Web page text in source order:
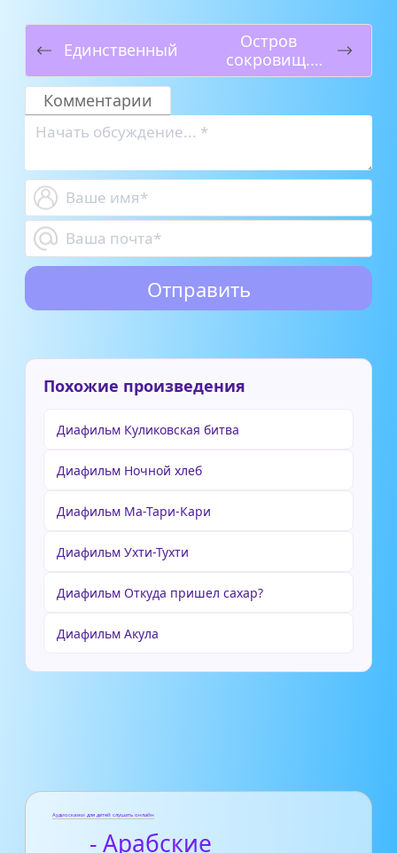
Единственный
Остров
сокровищ.
Часть 1
Комментарии
Похожие произведения
Диафильм Куликовская битва
Диафильм Ночной хлеб
Диафильм Ма-Тари-Кари
Диафильм Ухти-Тухти
Диафильм Откуда пришел сахар?
Диафильм Акула
Аудиосказки для детей слушать онлайн
- Арабские